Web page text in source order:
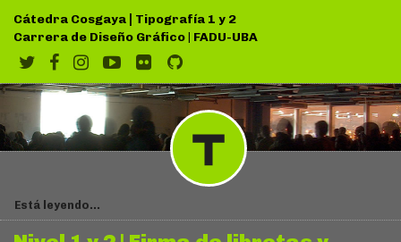
Cátedra Cosgaya | Tipografía 1 y 2
Carrera de Diseño Gráfico| FADU-UBA
Está leyendo...